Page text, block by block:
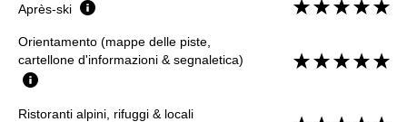
Après-ski
Orientamento (mappe delle piste,
cartellone d'informazioni & segnaletica)
Ristoranti alpini, rifuggi & locali